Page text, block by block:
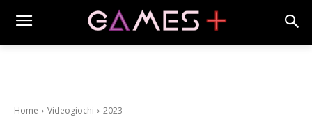
Home Videogiochi 2023